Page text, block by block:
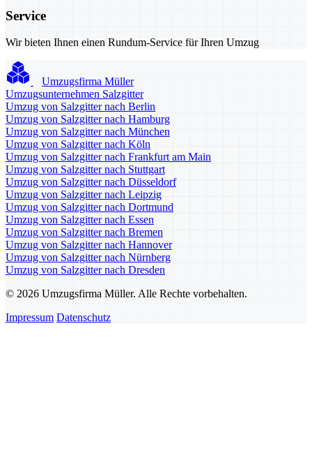
Service
Wir bieten Ihnen einen Rundum-Service für Ihren Umzug
Umzugsfirma Müller
Umzugsunternehmen Salzgitter
Umzug von Salzgitter nach Berlin
Umzug von Salzgitter nach Hamburg
Umzug von Salzgitter nach München
Umzug von Salzgitter nach Köln
Umzug von Salzgitter nach Frankfurt am Main
Umzug von Salzgitter nach Stuttgart
Umzug von Salzgitter nach Düsseldorf
Umzug von Salzgitter nach Leipzig
Umzug von Salzgitter nach Dortmund
Umzug von Salzgitter nach Essen
Umzug von Salzgitter nach Bremen
Umzug von Salzgitter nach Hannover
Umzug von Salzgitter nach Nürnberg
Umzug von Salzgitter nach Dresden
© 2026 Umzugsfirma Müller. Alle Rechte vorbehalten.
Impressum Datenschutz